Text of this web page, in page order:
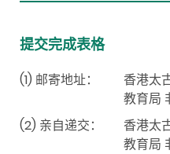
提交完成表格
(1) 邮寄地址：
香港太
教育局
(2) 亲自递交：
香港太
教育局